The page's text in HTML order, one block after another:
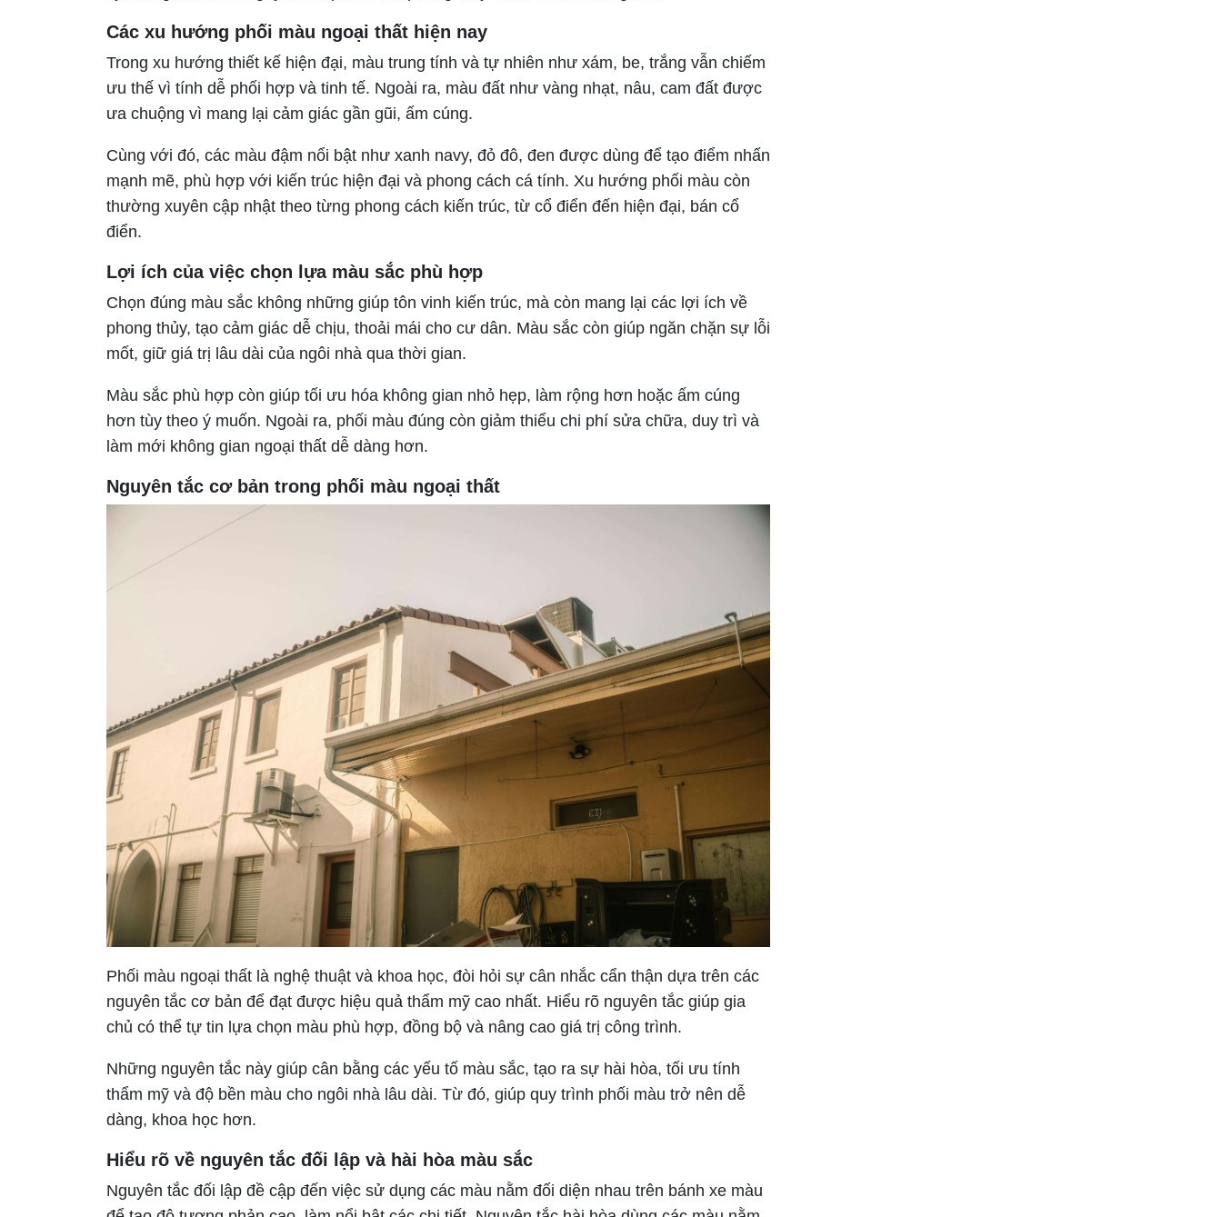
Các xu hướng phối màu ngoại thất hiện nay
Trong xu hướng thiết kế hiện đại, màu trung tính và tự nhiên như xám, be, trắng vẫn chiếm
ưu thế vì tính dễ phối hợp và tinh tế. Ngoài ra, màu đất như vàng nhạt, nâu, cam đất được
ưa chuộng vì mang lại cảm giác gần gũi, ấm cúng.
Cùng với đó, các màu đậm nổi bật như xanh navy, đỏ đô, đen được dùng để tạo điểm nhấn
mạnh mẽ, phù hợp với kiến trúc hiện đại và phong cách cá tính. Xu hướng phối màu còn
thường xuyên cập nhật theo từng phong cách kiến trúc, từ cổ điển đến hiện đại, bán cổ
điển.
Lợi ích của việc chọn lựa màu sắc phù hợp
Chọn đúng màu sắc không những giúp tôn vinh kiến trúc, mà còn mang lại các lợi ích về
phong thủy, tạo cảm giác dễ chịu, thoải mái cho cư dân. Màu sắc còn giúp ngăn chặn sự lỗi
mốt, giữ giá trị lâu dài của ngôi nhà qua thời gian.
Màu sắc phù hợp còn giúp tối ưu hóa không gian nhỏ hẹp, làm rộng hơn hoặc ấm cúng
hơn tùy theo ý muốn. Ngoài ra, phối màu đúng còn giảm thiểu chi phí sửa chữa, duy trì và
làm mới không gian ngoại thất dễ dàng hơn.
Nguyên tắc cơ bản trong phối màu ngoại thất
Phối màu ngoại thất là nghệ thuật và khoa học, đòi hỏi sự cân nhắc cẩn thận dựa trên các
nguyên tắc cơ bản để đạt được hiệu quả thẩm mỹ cao nhất. Hiểu rõ nguyên tắc giúp gia
chủ có thể tự tin lựa chọn màu phù hợp, đồng bộ và nâng cao giá trị công trình.
Những nguyên tắc này giúp cân bằng các yếu tố màu sắc, tạo ra sự hài hòa, tối ưu tính
thẩm mỹ và độ bền màu cho ngôi nhà lâu dài. Từ đó, giúp quy trình phối màu trở nên dễ
dàng, khoa học hơn.
Hiểu rõ về nguyên tắc đối lập và hài hòa màu sắc
Nguyên tắc đối lập đề cập đến việc sử dụng các màu nằm đối diện nhau trên bánh xe màu